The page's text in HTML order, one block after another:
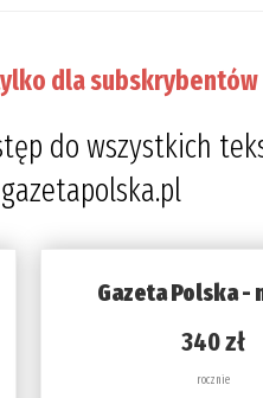
dla subskrybentów
do wszystkich
Gazeta Polska -
340 zł
rocznie